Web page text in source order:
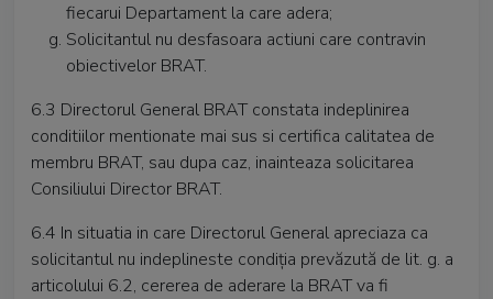
fiecarui Departament la care adera;
Solicitantul nu desfasoara actiuni care contravin
obiectivelor BRAT.
6.3 Directorul General BRAT constata indeplinirea
conditiilor mentionate mai sus si certifica calitatea de
membru BRAT, sau dupa caz, inainteaza solicitarea
Consiliului Director BRAT.
6.4 In situatia in care Directorul General apreciaza ca
solicitantul nu indeplineste condiția prevăzută de lit. g. a
articolului 6.2, cererea de aderare la BRAT va fi